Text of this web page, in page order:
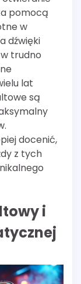
pomocą
w
dźwięki
trudno
lat
są
docenić,
z tych
i